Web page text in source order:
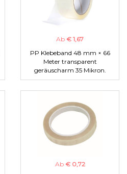
Ab € 1,67
PP Klebeband 48 mm × 66
Meter transparent
geräuscharm 35 Mikron.
Ab € 0,72